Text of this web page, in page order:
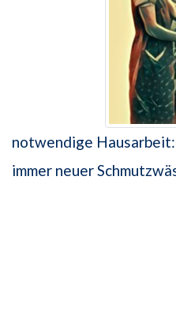
notwendige
immer neuer